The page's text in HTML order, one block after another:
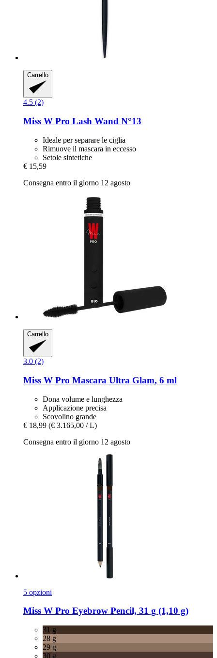
Carrello
4.5 (2)
Miss W Pro Lash Wand N°13
Ideale per separare le ciglia
Rimuove il mascara in eccesso
Setole sintetiche
€ 15,59
Consegna entro il giorno 12 agosto
Carrello
3.0 (2)
Miss W Pro Mascara Ultra Glam, 6 ml
Dona volume e lunghezza
Applicazione precisa
Scovolino grande
€ 18,99 (€ 3.165,00 / L)
Consegna entro il giorno 12 agosto
5 opzioni
Miss W Pro Eyebrow Pencil, 31 g (1,10 g)
31 g
28 g
29 g
30 g